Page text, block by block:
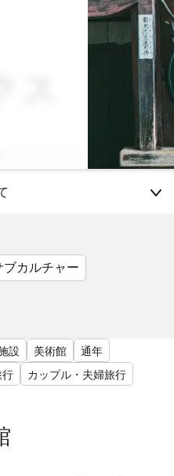
ブカルチャー
設 美術館
通年
カップル・夫婦旅行